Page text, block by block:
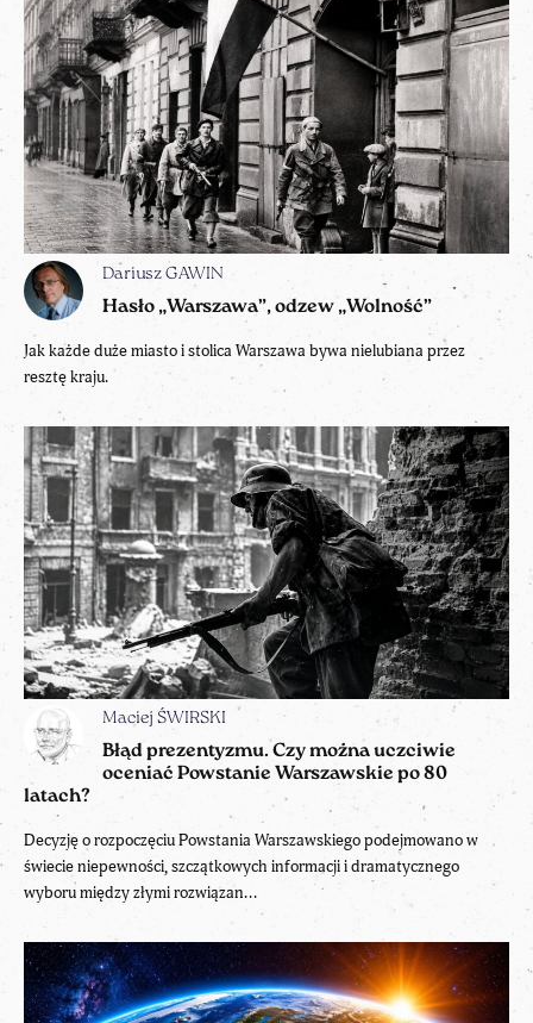
Dariusz GAWIN
Hasło „Warszawa”, odzew „Wolność”
Jak każde duże miasto i stolica Warszawa bywa nielubiana przez
resztę kraju.
Maciej ŚWIRSKI
Błąd prezentyzmu. Czy można uczciwie
oceniać Powstanie Warszawskie po 80
latach?
Decyzję o rozpoczęciu Powstania Warszawskiego podejmowano w
świecie niepewności, szczątkowych informacji i dramatycznego
wyboru między złymi rozwiązan...